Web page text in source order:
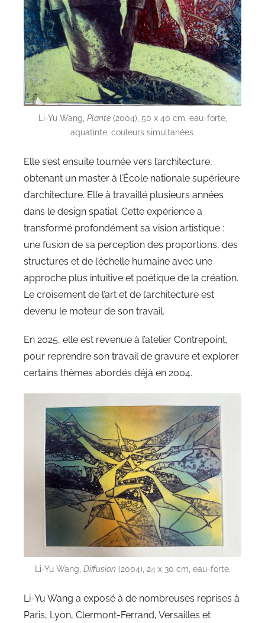
Li-Yu Wang, Plante(2004), 50 x 40 cm, eau-forte,
aquatinte, couleurs simultanées.
Elle s’est ensuite tournée vers l’architecture,
obtenant un master à l’École nationale supérieure
d’architecture. Elle à travaillé plusieurs années
dans le design spatial. Cette expérience a
transformé profondément sa vision artistique :
une fusion de sa perception des proportions, des
structures et de l’échelle humaine avec une
approche plus intuitive et poétique de la création.
Le croisement de l’art et de l’architecture est
devenu le moteur de son travail.
En 2025, elle est revenue à l’atelier Contrepoint,
pour reprendre son travail de gravure et explorer
certains thèmes abordés déjà en 2004.
Li-Yu Wang, Diffusion (2004), 24 x 30 cm, eau-forte.
Li-Yu Wang a exposé à de nombreuses reprises à
Paris, Lyon, Clermont-Ferrand, Versailles et